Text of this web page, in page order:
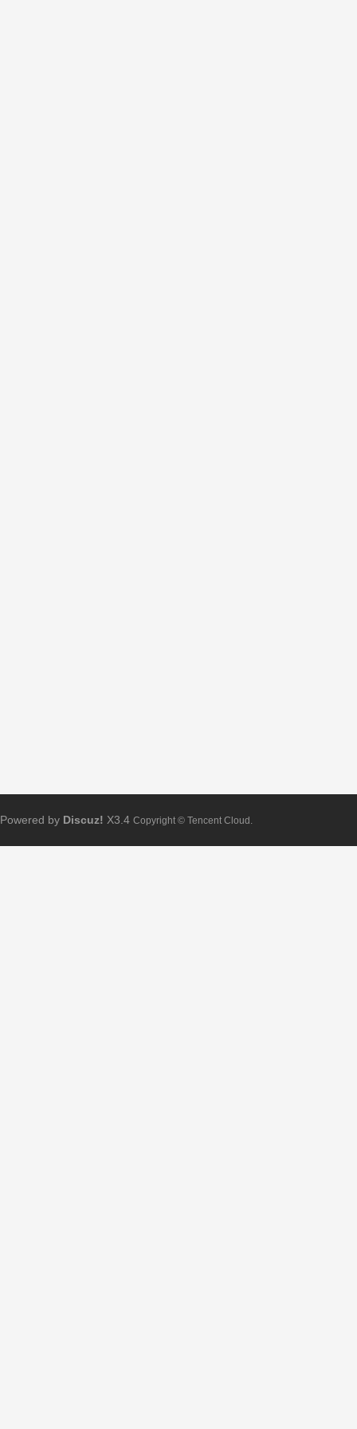
Powered by Discuz! X3.4 Copyright © Tencent Cloud.